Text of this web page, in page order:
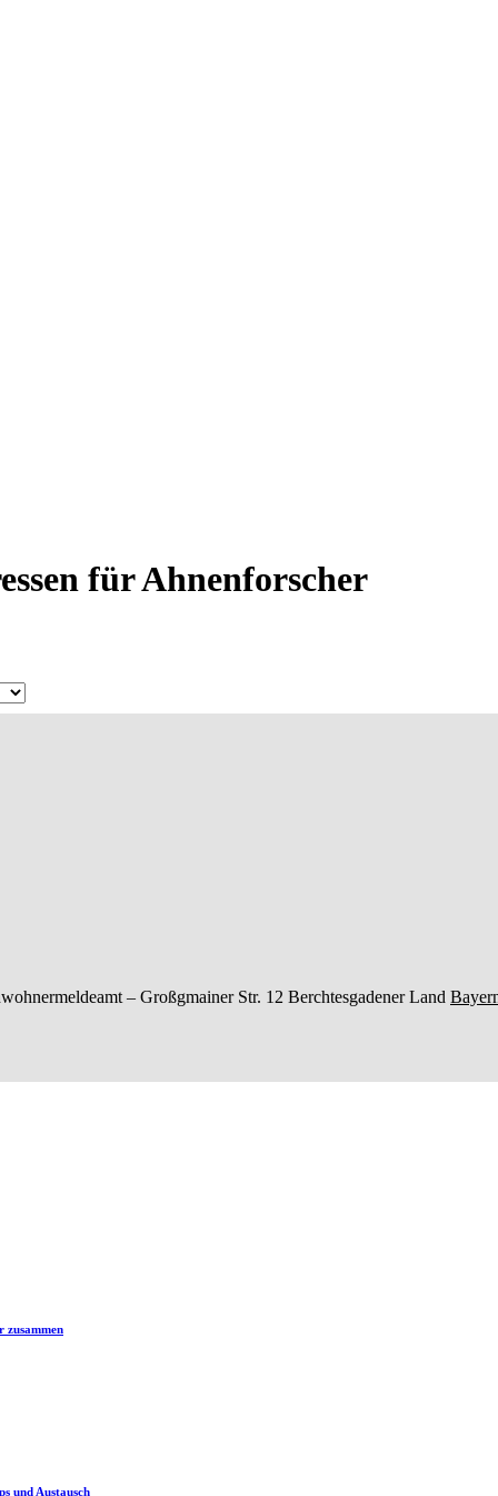
für Ahnenforscher
– Großgmainer Str. 12 Berchtesgadener Land
zusammen
und Austausch